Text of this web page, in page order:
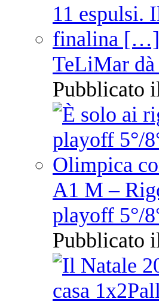
TeLiMar dà
Pubblicato
A1 M –
playoff 5°/
Pubblicato